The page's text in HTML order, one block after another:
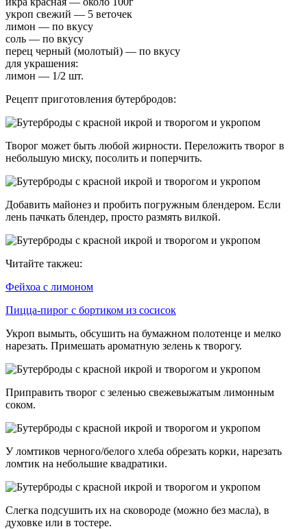
укроп свежий — 5 веточек
лимон — по вкусу
соль — по вкусу
перец черный (молотый) — по вкусу
для украшения:
лимон — 1/2 шт.
Рецепт приготовления бутербродов:
Творог может быть любой жирности. Переложить творог в
небольшую миску, посолить и поперчить.
Добавить майонез и пробить погружным блендером. Если
лень пачкать блендер, просто размять вилкой.
Читайте такжеu:
Фейхоа с лимоном
Пицца-пирог с бортиком из сосисок
Укроп вымыть, обсушить на бумажном полотенце и мелко
нарезать. Примешать ароматную зелень к творогу.
Приправить творог с зеленью свежевыжатым лимонным
соком.
У ломтиков черного/белого хлеба обрезать корки, нарезать
ломтик на небольшие квадратики.
Слегка подсушить их на сковороде (можно без масла), в
духовке или в тостере.